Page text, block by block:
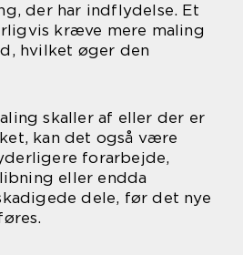
der har indflydelse. Et
kræve mere maling
hvilket øger den
skaller af eller der er
kan det også være
forarbejde,
eller endda
dele, før det nye